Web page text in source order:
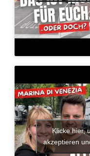
Klicke hier,
akzeptieren